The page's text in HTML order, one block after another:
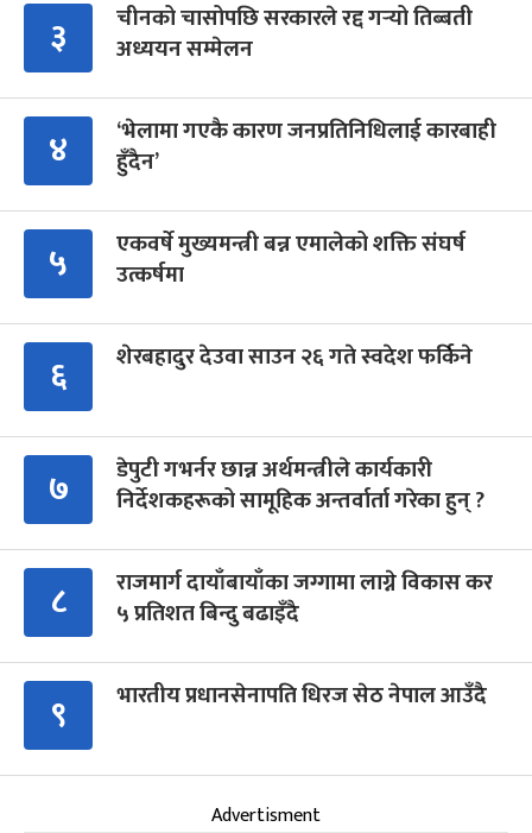
३
चीनको चासोपछि सरकारले रद्द गर्‍यो तिब्बती
अध्ययन सम्मेलन
४
‘भेलामा गएकै कारण जनप्रतिनिधिलाई कारबाही
हुँदैन’
५
एकवर्षे मुख्यमन्त्री बन्न एमालेको शक्ति संघर्ष
उत्कर्षमा
६ शेरबहादुर देउवा साउन २६ गते स्वदेश फर्किने
७
डेपुटी गभर्नर छान्न अर्थमन्त्रीले कार्यकारी
निर्देशकहरूको सामूहिक अन्तर्वार्ता गरेका हुन् ?
८
राजमार्ग दायाँबायाँका जग्गामा लाग्ने विकास कर
५ प्रतिशत बिन्दु बढाइँदै
९ भारतीय प्रधानसेनापति धिरज सेठ नेपाल आउँदै
Advertisment